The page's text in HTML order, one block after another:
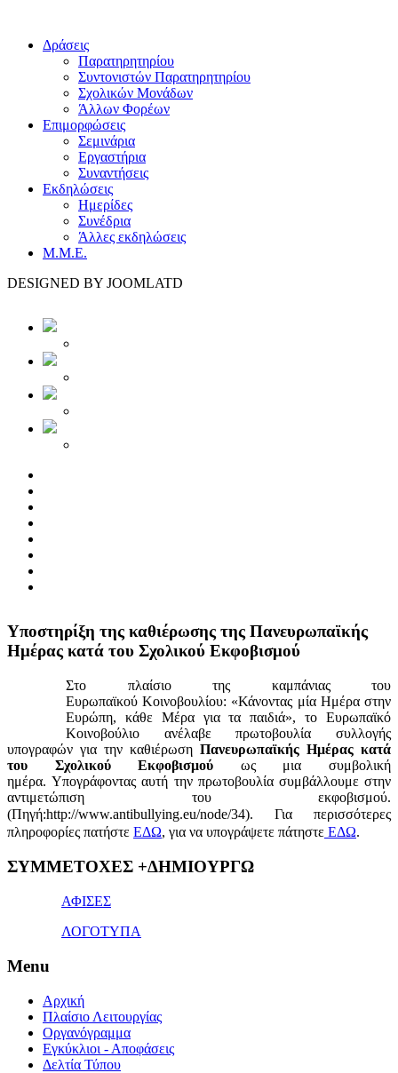
Δράσεις
Παρατηρητηρίου
Συντονιστών Παρατηρητηρίου
Σχολικών Μονάδων
Άλλων Φορέων
Επιμορφώσεις
Σεμινάρια
Εργαστήρια
Συναντήσεις
Εκδηλώσεις
Ημερίδες
Συνέδρια
Άλλες εκδηλώσεις
Μ.Μ.Ε.
DESIGNED BY JOOMLATD
Yποστηρίξη της καθιέρωσης της Πανευρωπαϊκής
Ημέρας κατά του Σχολικού Εκφοβισμού
Στο πλαίσιο της καμπάνιας του
Ευρωπαϊκού Κοινοβουλίου: «Κάνοντας μία Ημέρα στην
Ευρώπη, κάθε Μέρα για τα παιδιά», το Ευρωπαϊκό
Κοινοβούλιο ανέλαβε πρωτοβουλία συλλογής
υπογραφών για την καθιέρωση Πανευρωπαϊκής Ημέρας κατά
του Σχολικού Εκφοβισμού ως μια συμβολική
ημέρα. Υπογράφοντας αυτή την πρωτοβουλία συμβάλλουμε στην
αντιμετώπιση του εκφοβισμού.
(Πηγή:http://www.antibullying.eu/node/34). Για περισσότερες
πληροφορίες πατήστε ΕΔΩ, για να υπογράψετε πάτηστε ΕΔΩ.
1x
ΣΥΜΜΕΤΟΧΕΣ +ΔΗΜΙΟΥΡΓΩ
ΑΦΙΣΕΣ
ΛΟΓΟΤΥΠΑ
Menu
Αρχική
Πλαίσιο Λειτουργίας
Οργανόγραμμα
Εγκύκλιοι - Αποφάσεις
Δελτία Τύπου